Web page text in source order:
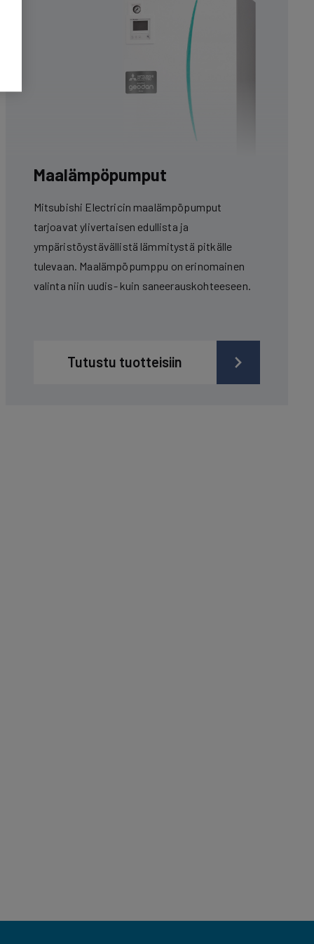
Maalämpöpumput
Mitsubishi Electricin maalämpöpumput
tarjoavat ylivertaisen edullista ja
ympäristöystävällistä lämmitystä pitkälle
tulevaan. Maalämpöpumppu on erinomainen
valinta niin uudis- kuin saneerauskohteeseen.
Tutustu tuotteisiin